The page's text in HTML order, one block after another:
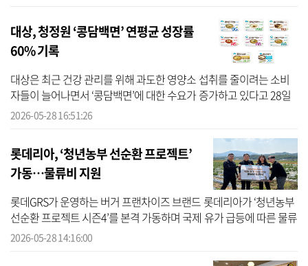
대상, 청정원 ‘콩담백면’ 연평균 성장률
60% 기록
대상은 최근 건강 관리를 위해 과도한 영양소 섭취를 줄이려는 소비
자들이 늘어나면서 ‘콩담백면’에 대한 수요가 증가하고 있다고 28일
밝혔다. 청정원 ‘콩담백면’의 2025년도 매출액은 전년 대비 약 29%
2026-05-28 16:51:26
롯데리아, ‘청년농부 선순환 프로젝트’
가동…물류비 지원
롯데GRS가 운영하는 버거 프랜차이즈 브랜드 롯데리아가 ‘청년농부
선순환 프로젝트 시즌4’를 본격 가동하며 국제 유가 급등에 따른 물류
비 부담 증가에 선제적으로 대응해 충남 지역의 청년농부를 대상으로
2026-05-28 14:16:00